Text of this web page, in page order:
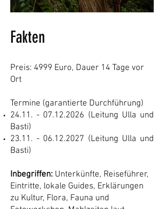
Fakten
Preis: 4999 Euro, Dauer 14 Tage vor
Ort
Termine (garantierte Durchführung)
24.11. - 07.12.2026 (Leitung Ulla und
Basti)
23.11. - 06.12.2027 (Leitung Ulla und
Basti)
Inbegriffen: Unterkünfte, Reiseführer,
Eintritte, lokale Guides, Erklärungen
zu Kultur, Flora, Fauna und